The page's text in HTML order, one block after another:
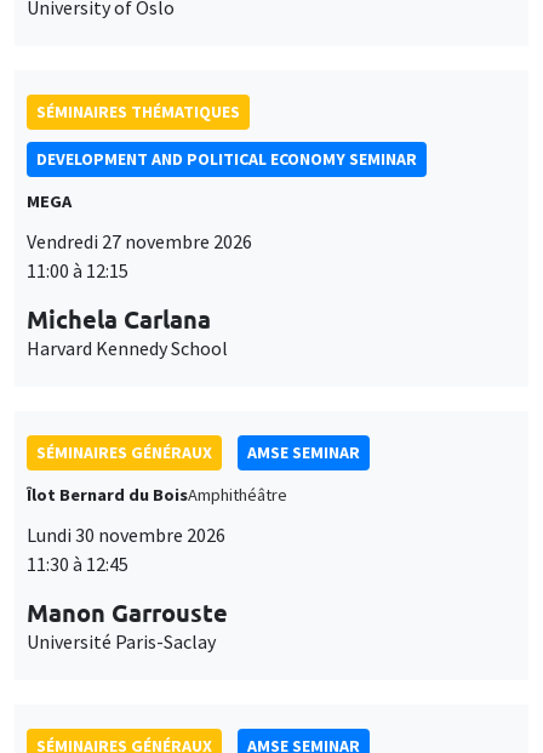
SÉMINAIRES THÉMATIQUES
DEVELOPMENT AND POLITICAL ECONOMY SEMINAR
MEGA
11:00 à 12:15
Harvard Kennedy School
SÉMINAIRES GÉNÉRAUX
AMSE SEMINAR
Îlot Bernard du BoisAmphithéâtre
11:30 à 12:45
Université Paris-Saclay
SÉMINAIRES GÉNÉRAUX AMSE SEMINAR